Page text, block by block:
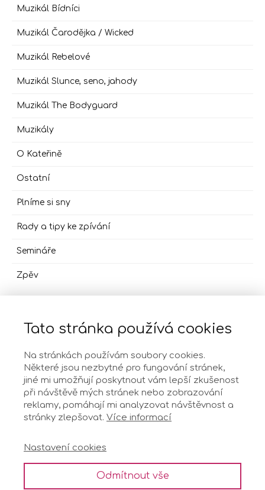
Muzikál Bídníci
Muzikál Čarodějka / Wicked
Muzikál Rebelové
Muzikál Slunce, seno, jahody
Muzikál The Bodyguard
Muzikály
O Kateřině
Ostatní
Plníme si sny
Rady a tipy ke zpívání
Semináře
Zpěv
Ochrana osobních údajů
Kontakt
Tato stránka používá cookies
Na stránkách používám soubory cookies.
Některé jsou nezbytné pro fungování stránek,
jiné mi umožňují poskytnout vám lepší zkušenost
při návštěvě mých stránek nebo zobrazování
reklamy, pomáhají mi analyzovat návštěvnost a
stránky zlepšovat. Více informací
Nastavení cookies
Odmítnout vše